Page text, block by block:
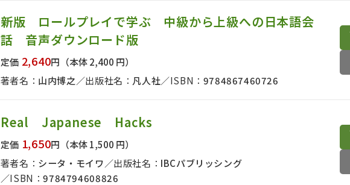
新版 ロールプレイで学ぶ 中級から上級への日本語会
話 音声ダウンロード版
定価 2,640円 （本体 2,400 円）
著者名： 山内博之 出版社名： 凡人社 ISBN： 9784867460726
Real Japanese Hacks
定価 1,650円 （本体 1,500 円）
著者名： シータ・モイワ 出版社名： IBCパブリッシング
ISBN：9784794608826